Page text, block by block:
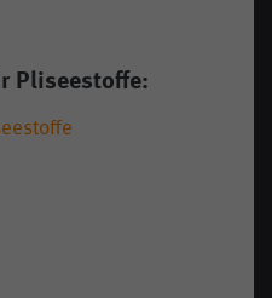
Pliseestoffe: